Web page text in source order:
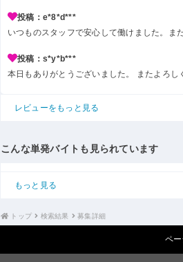
投稿：e*8*d***
いつものスタッフで安心して働けました。ま
投稿：s*y*b***
本日もありがとうございました。 またよろし
レビューをもっと見る
こんな単発バイトも見られています
もっと見る
トップ 検索結果 募集詳細
ペ